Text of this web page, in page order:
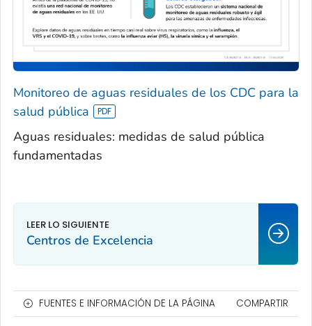
Monitoreo de aguas residuales de los CDC para la
salud pública
Aguas residuales: medidas de salud pública
fundamentadas
Centros de Excelencia
FUENTES E INFORMACIÓN DE LA PÁGINA COMPARTIR